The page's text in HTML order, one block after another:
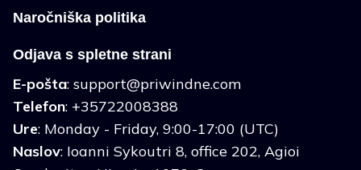
Naročniška politika
Odjava s spletne strani
E-pošta: support@priwindne.com
Telefon: +35722008388
Ure: Monday - Friday, 9:00-17:00 (UTC)
Naslov: Ioanni Sykoutri 8, office 202, Agioi